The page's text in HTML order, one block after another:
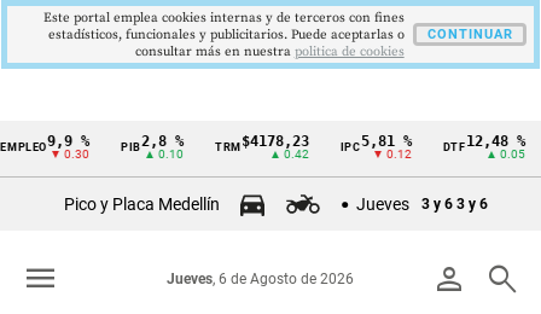
Cintillo
Colombia
9,9 %
▼ 0.30
2,8 %
▲ 0.10
TRM$4178,23
▲ 0.42
5,81 %
▼ 0.12
12,48 %
▲ 0.05
Pico y Placa Medellín Jueves 3 y 6 3 y 6
person search
Jueves, 6 de Agosto de 2026
menu
Este portal emplea cookies internas y de terceros con fines
estadísticos, funcionales y publicitarios. Puede aceptarlas o
consultar más en nuestra politica de cookies
CONTINUAR